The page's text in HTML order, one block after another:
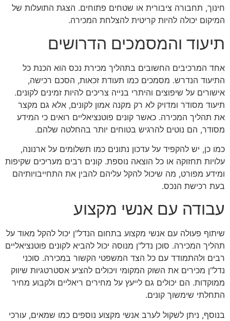
חינוך, תחבורה ציבורית או שטחים פתוחים. הצגת התועלות של
המיקום יכולה להיות קריטית להצלחת המכירה.
תיעוד והמסמכים הדרושים
אחד המרכיבים החשובים בתהליך מכירת נכס הוא הכנת כל
התיעוד הנדרש. מסמכים כמו תעודת זכאות, הסכם רכישה,
אישורים על שיפוצים והיתרי בנייה צריכים להיות זמינים לקונים.
תיעוד מסודר ומדויק לא רק מקנה אמון לקונים, אלא גם מקצר
את תהליך המכירה. כאשר קונים פוטנציאליים רואים כי המידע
מסודר, הם נוטים להרגיש בטוחים יותר בהחלטה שלהם.
כמו כן, יש להקפיד על עדכון נתונים כמו תשלומים על ארנונה,
עלויות תחזוקה או כל הוצאה נוספת. קונים רבים מעריכים שקיפות
ומידע מפורט, מה שיכול להקל עליהם להבין את התחייבויותיהם
בעת רכישת הנכס.
עבודה עם אנשי מקצוע
שיתוף פעולה עם אנשי מקצוע בתחום הנדל"ן יכול להקל מאוד על
תהליך המכירה. סוכן נדל"ן מנוסה יכול להביא לקונים פוטנציאליים
רבים ולהתמודד עם כל הצד המשפטי הקשור במכירה. סוכני
נדל"ן מכירים את השוק המקומי ויכולים להציע אסטרטגיות שיווק
ממוקדות. הם יכולים גם לייעץ על מחירים ריאליים ולקבוע מחיר
התחלתי שימשוך קונים.
בנוסף, ניתן לשקול לערב אנשי מקצוע נוספים כמו שמאים, עורכי